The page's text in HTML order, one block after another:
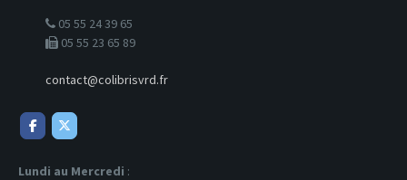
05 55 24 39 65
05 55 23 65 89
contact@colibrisvrd.fr
Lundi au Mercredi :